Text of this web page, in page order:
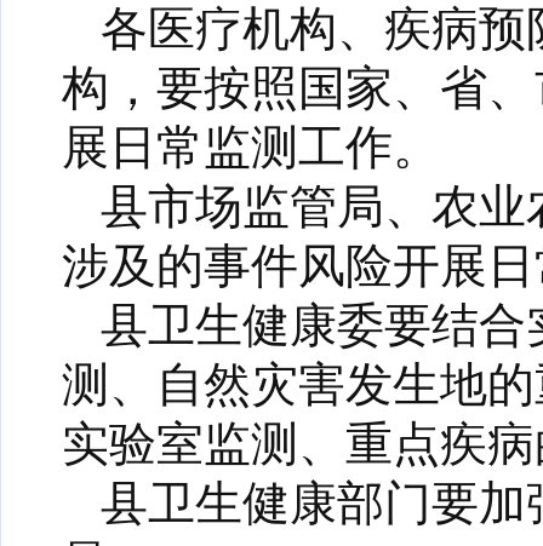
各医疗机构、疾病
构，要按照国家、省
展日常监测工作。
县市场监管局、农
涉及的事件风险开展
县卫生健康委要结
测、自然灾害发生地
实验室监测、重点疾
县卫生健康部门要